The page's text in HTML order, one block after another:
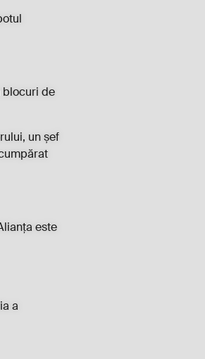
blocuri de
un șef
este
a